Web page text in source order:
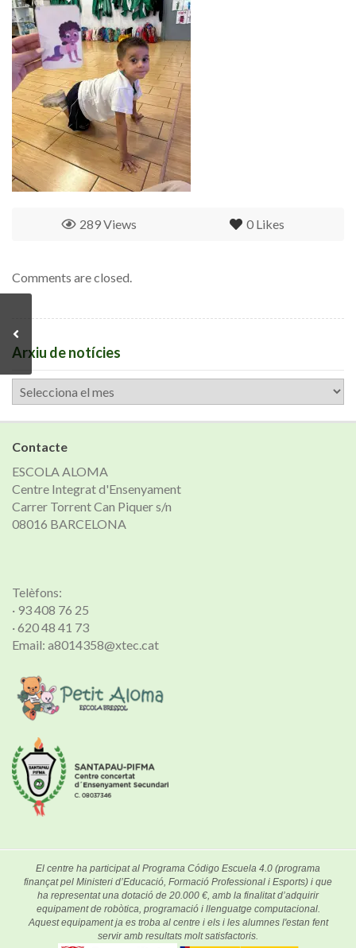
0 Likes
289 Views
Comments are closed.
Arxiu de notícies
Arxiu
de
notícies
Contacte
ESCOLA ALOMA
Centre Integrat d'Ensenyament
Carrer Torrent Can Piquer s/n
08016 BARCELONA
Telèfons:
· 93 408 76 25
· 620 48 41 73
Email: a8014358@xtec.cat
El centre ha participat al Programa Código Escuela 4.0 (programa
finançat pel Ministeri d’Educació, Formació Professional i Esports) i que
ha representat una dotació de 20.000 €, amb la finalitat d’adquirir
equipament de robòtica, programació i llenguatge computacional.
Aquest equipament ja es troba al centre i els i les alumnes l'estan fent
servir amb resultats molt satisfactoris.